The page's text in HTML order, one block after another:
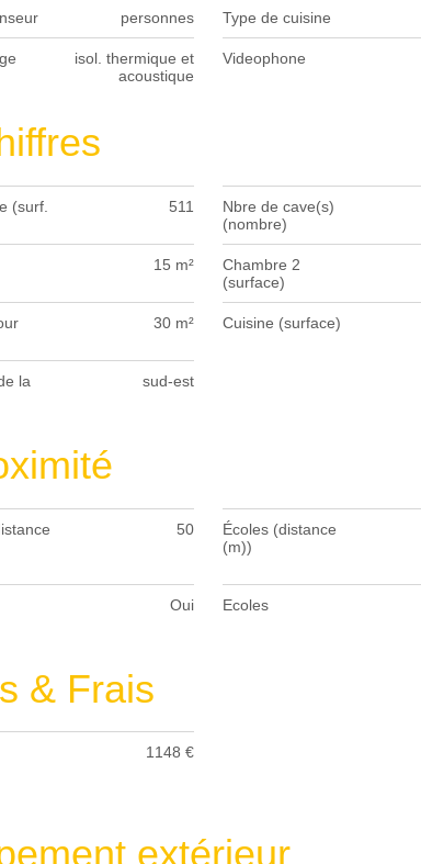
personnes Type de cuisine
isol. thermique et
acoustique
Videophone
(surf.
511
Nbre de cave(s)
(nombre)
15 m²
Chambre 2
(surface)
30 m² Cuisine (surface)
la
sud-est
50
Écoles (distance
(m))
Oui Ecoles
& Frais
1148 €
extérieur